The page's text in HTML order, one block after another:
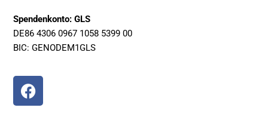
Spendenkonto: GLS
DE86 4306 0967 1058 5399 00
BIC: GENODEM1GLS
F
a